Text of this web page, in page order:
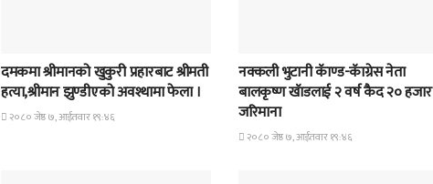
दमकमा श्रीमानको खुकुरी प्रहारबाट श्रीमती
हत्या,श्रीमान झुण्डीएको अवश्थामा फेला ।
२०८० जेष्ठ ७, आईतवार १९:४६
नक्कली भुटानी कॅाण्ड-कॅाग्रेस नेता
बालकृष्ण खॅाडलाई २ वर्ष कैद २० हजार
जरिमाना
२०८० जेष्ठ ७, आईतवार १९:४६